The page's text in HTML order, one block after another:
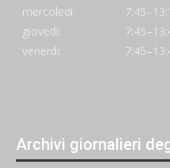
mercoledi:
giovedi:
venerdi:
Archivi giornalieri